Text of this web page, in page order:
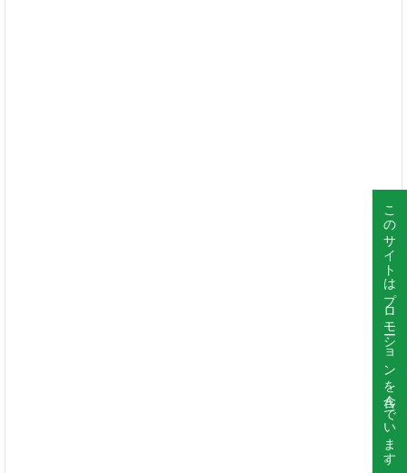
このサイトはプロモーションを含んでいます。